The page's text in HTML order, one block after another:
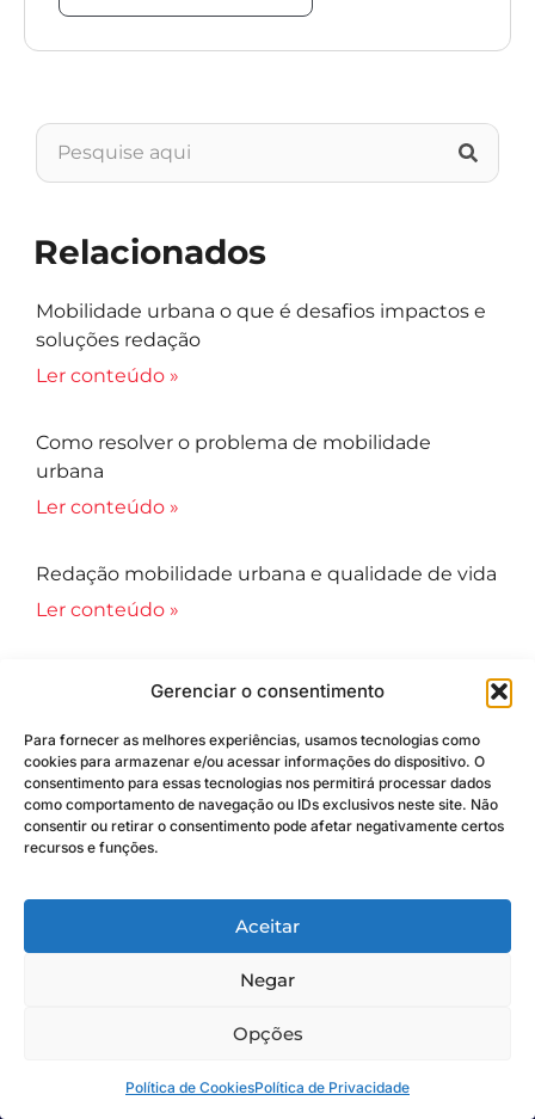
Gerenciar o consentimento
Para fornecer as melhores experiências, usamos tecnologias como
cookies para armazenar e/ou acessar informações do dispositivo. O
consentimento para essas tecnologias nos permitirá processar dados
como comportamento de navegação ou IDs exclusivos neste site. Não
consentir ou retirar o consentimento pode afetar negativamente certos
recursos e funções.
Aceitar
Negar
Opções
Política de CookiesPolítica de Privacidade
Relacionados
Mobilidade urbana o que é desafios impactos e
soluções redação
Ler conteúdo »
Como resolver o problema de mobilidade
urbana
Ler conteúdo »
Redação mobilidade urbana e qualidade de vida
Ler conteúdo »
Descubra seu próximo investimento
Nossos consultores estão à disposição
para ajudá-lo. Entre em contato para
obter assistência personalizada.